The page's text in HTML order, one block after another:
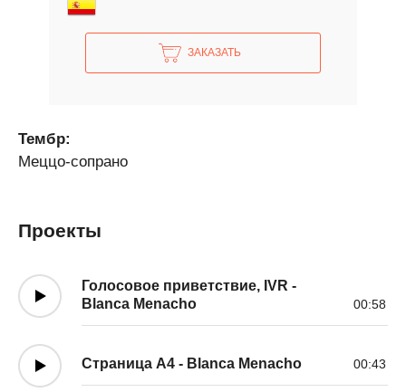
ЗАКАЗАТЬ
Тембр:
Меццо-сопрано
Проекты
Голосовое приветствие, IVR -
Blanca Menacho
00:58
Страница A4 - Blanca Menacho 00:43